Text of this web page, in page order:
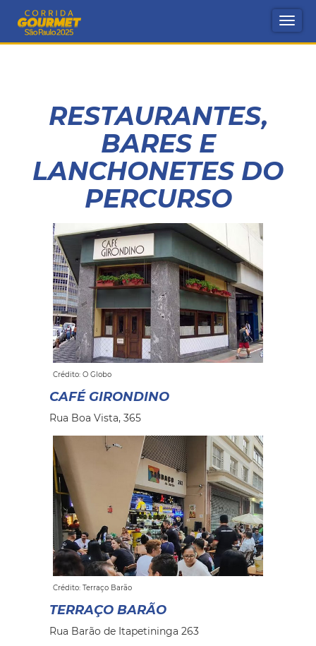
RESTAURANTES,
BARES E
LANCHONETES DO
PERCURSO
Crédito: O Globo
CAFÉ GIRONDINO
Rua Boa Vista, 365
Crédito: Terraço Barão
TERRAÇO BARÃO
Rua Barão de Itapetininga 263